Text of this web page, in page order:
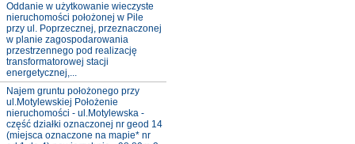
Oddanie w użytkowanie wieczyste
nieruchomości położonej w Pile
przy ul. Poprzecznej, przeznaczonej
w planie zagospodarowania
przestrzennego pod realizację
transformatorowej stacji
energetycznej,...
Najem gruntu położonego przy
ul.Motylewskiej Położenie
nieruchomości - ul.Motylewska -
część działki oznaczonej nr geod 14
(miejsca oznaczone na mapie* nr